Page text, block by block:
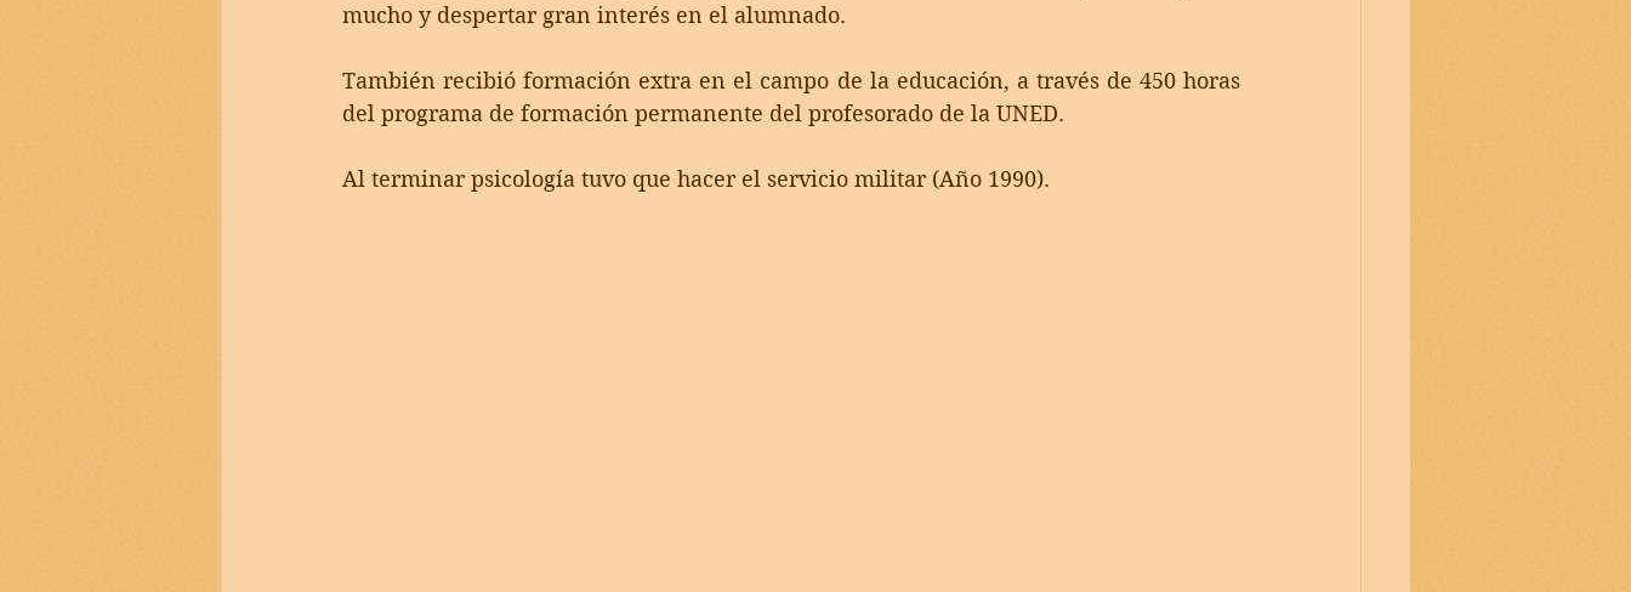
mucho y despertar gran interés en el alumnado.
También recibió formación extra en el campo de la educación, a través de 450 horas
del programa de formación permanente del profesorado de la UNED.
Al terminar psicología tuvo que hacer el servicio militar (Año 1990).